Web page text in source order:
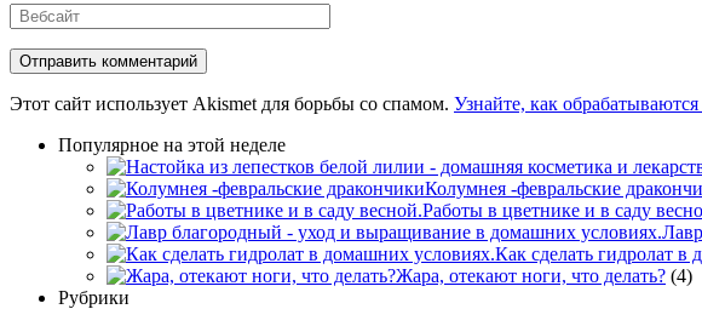
Вебсайт
Этот сайт использует Akismet для борьбы со спамом. Узнайте, как
Популярное на этой неделе
Колумнея -февральские
Работы в цветнике и в саду
Как сделать гидролат в
Жара, отекают ноги, что делать? (4)
Рубрики